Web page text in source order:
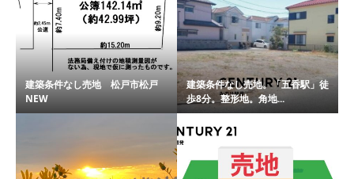
建築条件なし売地 松戸市松戸
NEW
建築条件なし売地。「五香駅」徒
歩8分。整形地。角地...